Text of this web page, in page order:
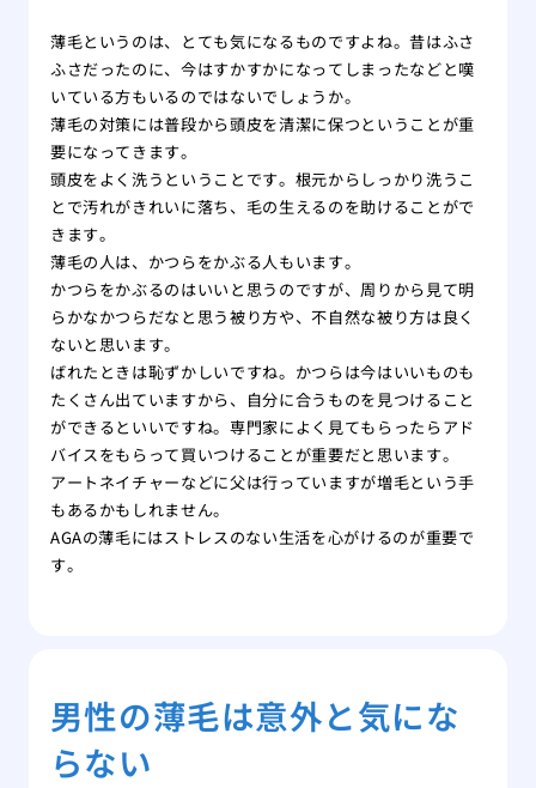
薄毛というのは、とても気になるものですよね。昔はふさ
ふさだったのに、今はすかすかになってしまったなどと嘆
いている方もいるのではないでしょうか。
薄毛の対策には普段から頭皮を清潔に保つということが重
要になってきます。
頭皮をよく洗うということです。根元からしっかり洗うこ
とで汚れがきれいに落ち、毛の生えるのを助けることがで
きます。
薄毛の人は、かつらをかぶる人もいます。
かつらをかぶるのはいいと思うのですが、周りから見て明
らかなかつらだなと思う被り方や、不自然な被り方は良く
ないと思います。
ばれたときは恥ずかしいですね。かつらは今はいいものも
たくさん出ていますから、自分に合うものを見つけること
ができるといいですね。専門家によく見てもらったらアド
バイスをもらって買いつけることが重要だと思います。
アートネイチャーなどに父は行っていますが増毛という手
もあるかもしれません。
AGAの薄毛にはストレスのない生活を心がけるのが重要で
す。
男性の薄毛は意外と気にな
らない